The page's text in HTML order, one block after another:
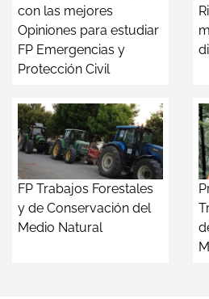
con las mejores
Opiniones para estudiar
FP Emergencias y
Protección Civil
FP Trabajos Forestales
y de Conservación del
Medio Natural